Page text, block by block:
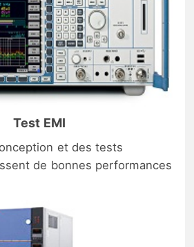
Test EMI
et des tests
de bonnes performances